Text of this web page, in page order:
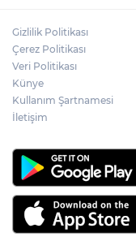
Gizlilik Politikası
Çerez Politikası
Veri Politikası
Künye
Kullanım Şartnamesi
İletişim